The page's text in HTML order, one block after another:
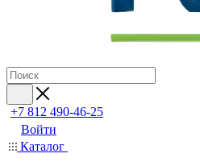
+7 812 490-46-25
Войти
Каталог